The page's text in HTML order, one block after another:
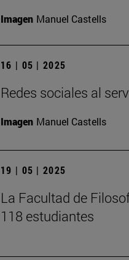
Imagen Manuel Castells
16 | 05 | 2025
Redes sociales al
Imagen Manuel Castells
19 | 05 | 2025
La Facultad de
118 estudiantes